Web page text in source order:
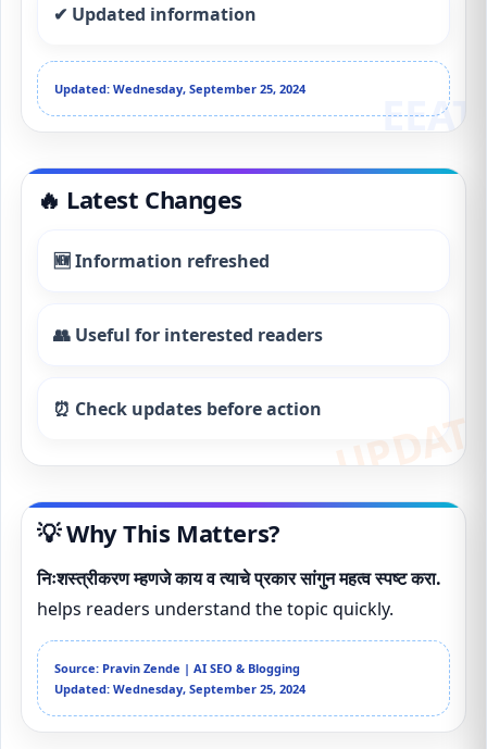
✔ Updated information
Updated: Wednesday, September 25, 2024
🔥 Latest Changes
🆕 Information refreshed
👥 Useful for interested readers
⏰ Check updates before action
💡 Why This Matters?
निःशस्त्रीकरण म्हणजे काय व त्याचे प्रकार सांगुन महत्व स्पष्ट करा.
helps readers understand the topic quickly.
Source: Pravin Zende | AI SEO & Blogging
Updated: Wednesday, September 25, 2024